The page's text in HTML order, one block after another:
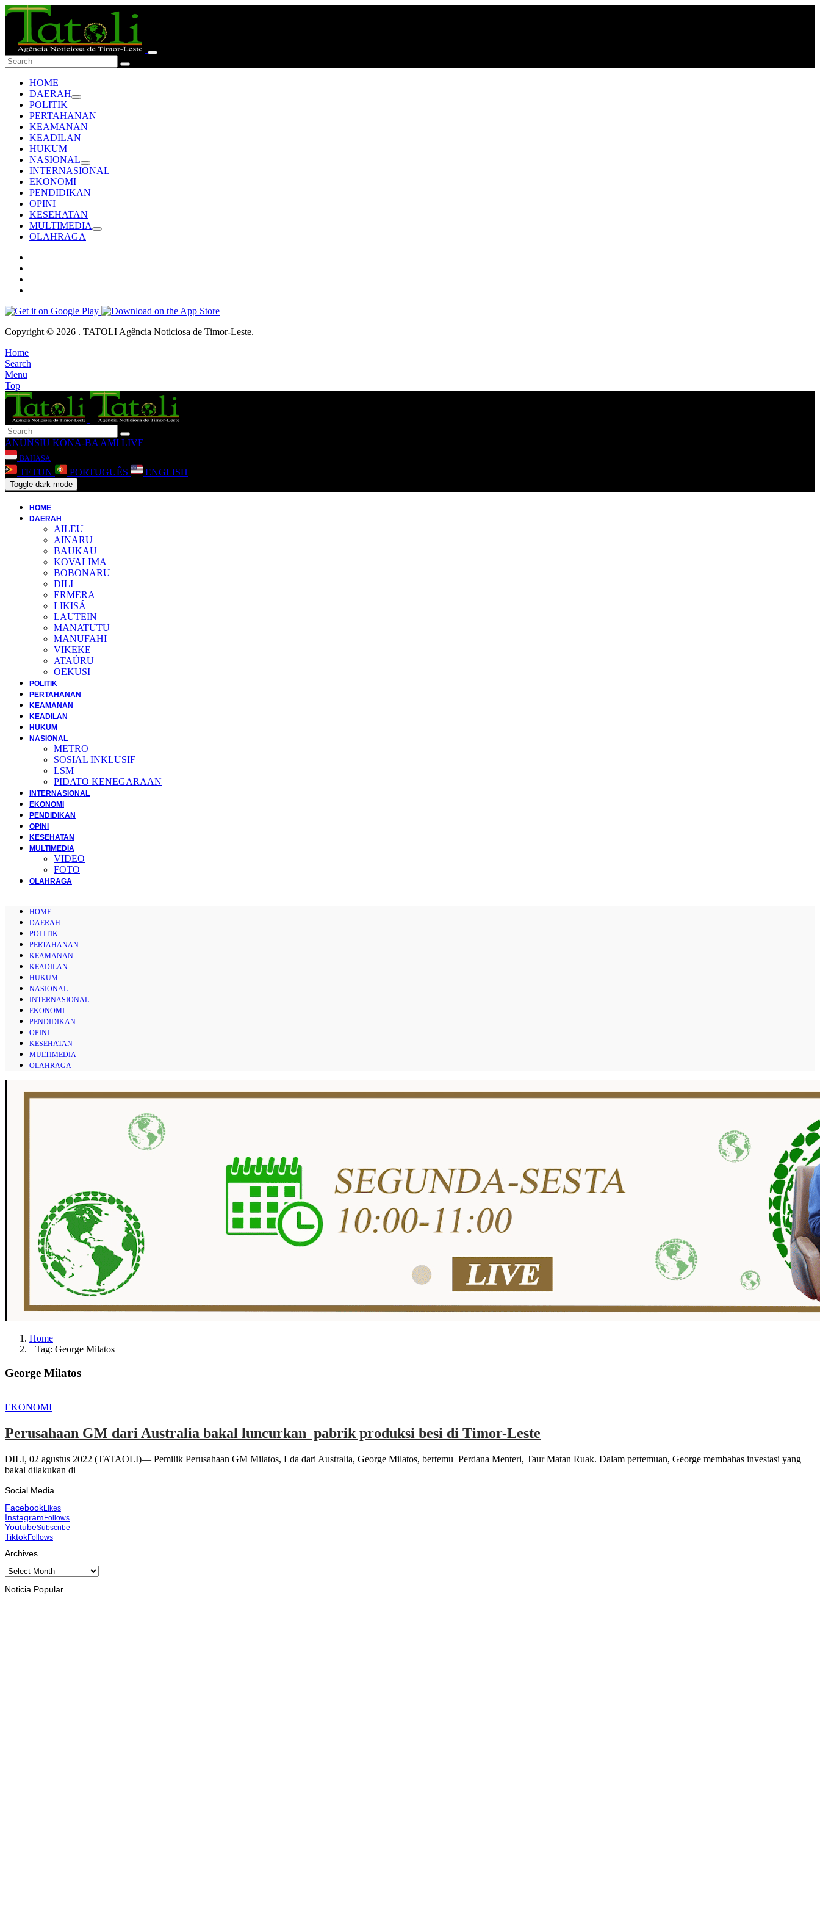
HOME
DAERAH
POLITIK
PERTAHANAN
KEAMANAN
KEADILAN
HUKUM
NASIONAL
INTERNASIONAL
EKONOMI
PENDIDIKAN
OPINI
KESEHATAN
MULTIMEDIA
OLAHRAGA
Copyright © 2026 . TATOLI Agência Noticiosa de Timor-Leste.
Home
Search
Menu
Top
ANUNSIU KONA-BA AMI LIVE
BAHASA
TETUN PORTUGUÊS ENGLISH
Toggle dark mode
HOME
DAERAH
AILEU
AINARU
BAUKAU
KOVALIMA
BOBONARU
DILI
ERMERA
LIKISÁ
LAUTEIN
MANATUTU
MANUFAHI
VIKEKE
ATAÚRU
OEKUSI
POLITIK
PERTAHANAN
KEAMANAN
KEADILAN
HUKUM
NASIONAL
METRO
SOSIAL INKLUSIF
LSM
PIDATO KENEGARAAN
INTERNASIONAL
EKONOMI
PENDIDIKAN
OPINI
KESEHATAN
MULTIMEDIA
VIDEO
FOTO
OLAHRAGA
HOME
DAERAH
POLITIK
PERTAHANAN
KEAMANAN
KEADILAN
HUKUM
NASIONAL
INTERNASIONAL
EKONOMI
PENDIDIKAN
OPINI
KESEHATAN
MULTIMEDIA
OLAHRAGA
Home
Tag: George Milatos
George Milatos
EKONOMI
Perusahaan GM dari Australia bakal luncurkan pabrik produksi besi di Timor-Leste
DILI, 02 agustus 2022 (TATAOLI)— Pemilik Perusahaan GM Milatos, Lda dari Australia, George Milatos, bertemu Perdana Menteri, Taur Matan Ruak. Dalam pertemuan, George membahas investasi yang
bakal dilakukan di
Social Media
FacebookLikes
InstagramFollows
YoutubeSubscribe
TiktokFollows
Archives
Archives
Noticia Popular